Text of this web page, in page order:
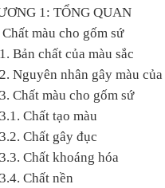
1: TỔNG QUAN
Chất màu cho gốm sứ
Bản chất của màu sắc
Nguyên nhân gây màu
Chất màu cho gốm sứ
Chất tạo màu
Chất gây đục
Chất khoáng hóa
Chất nền